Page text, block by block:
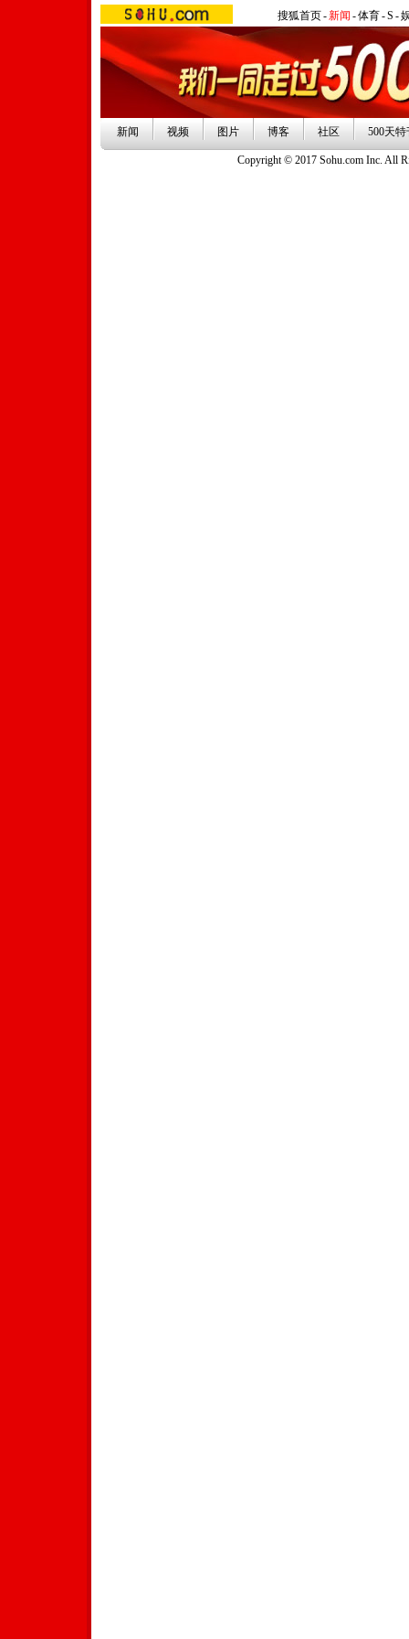
搜狐首页-新闻 -体育-S -
新闻 视频 图片 博客 社区 500天特
Copyright © 2017 Sohu.com Inc. All